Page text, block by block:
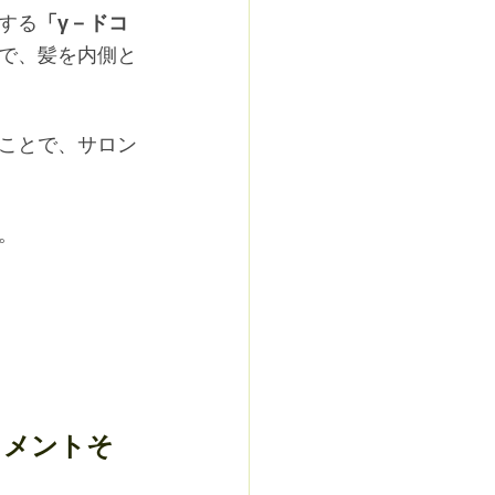
る 「γ－ドコ
、髪を内側と
とで、サロン
ントそ